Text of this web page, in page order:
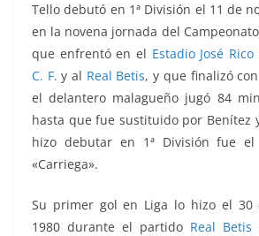
Tello debutó en 1ª División el 11 de
en la novena jornada del
que enfrentóen el Estadio José Rico
C. F. y al Real Betis, y que finalizó
el delantero malagueño jugó 84
hasta que fue sustituido por Benítez
hizo debutar en 1ª División fue el
«Carriega».
Su primer gol en Liga lo hizo el 30
1980 durante el partido Real Betis